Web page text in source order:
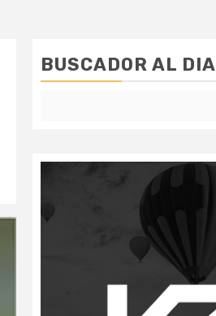
BUSCADOR AL DIA